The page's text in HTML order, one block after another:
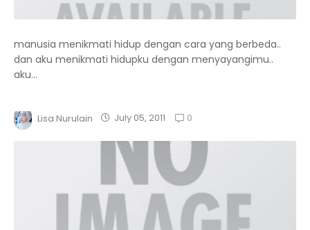
manusia menikmati hidup dengan cara yang berbeda..
dan aku menikmati hidupku dengan menyayangimu..
aku...
Lisa Nurulain July 05, 2011 0